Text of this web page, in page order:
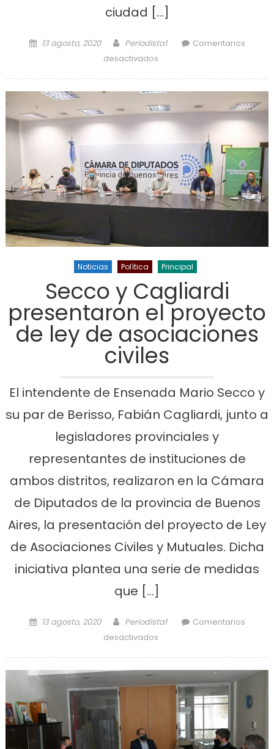
ciudad […]
Posted on
13 agosto, 2020 Author
Periodista1
Comentarios
desactivados
Noticias Política Principal
Secco y Cagliardi
presentaron el proyecto
de ley de asociaciones
civiles
El intendente de Ensenada Mario Secco y
su par de Berisso, Fabián Cagliardi, junto a
legisladores provinciales y
representantes de instituciones de
ambos distritos, realizaron en la Cámara
de Diputados de la provincia de Buenos
Aires, la presentación del proyecto de Ley
de Asociaciones Civiles y Mutuales. Dicha
iniciativa plantea una serie de medidas
que […]
Posted on
13 agosto, 2020 Author
Periodista1
Comentarios
desactivados